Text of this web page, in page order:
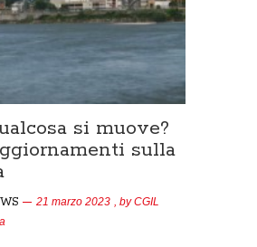
si muove?
sulla
21 marzo 2023 , byCGIL